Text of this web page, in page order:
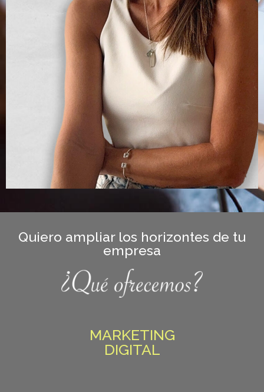
Quiero ampliar los horizontes de tu
empresa
MARKETING
DIGITAL